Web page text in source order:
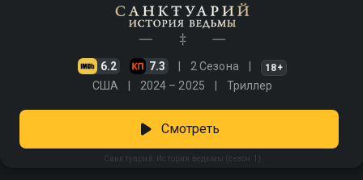
6.2 7.3 2 Сезона 18+
США 2024 – 2025 Триллер
Санктуарий: История ведьмы (сезон 1)
Смотреть